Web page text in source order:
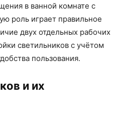
в ванной комнате с
роль играет правильное
двух отдельных рабочих
светильников с учётом
пользования.
и их